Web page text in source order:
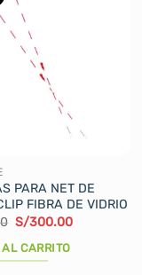
PARA NET DE
FIBRA DE VIDRIO
El
original
era:
S/300.00El
CARRITO